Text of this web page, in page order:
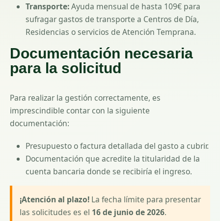
Transporte:Ayuda mensual de hasta 109€ para
sufragar gastos de transporte a Centros de Día,
Residencias o servicios de Atención Temprana.
Documentación necesaria
para la solicitud
Para realizar la gestión correctamente, es
imprescindible contar con la siguiente
documentación:
Presupuesto o factura detallada del gasto a cubrir.
Documentación que acredite la titularidad de la
cuenta bancaria donde se recibiría el ingreso.
¡Atención al plazo! La fecha límite para presentar
las solicitudes es el 16 de junio de 2026.